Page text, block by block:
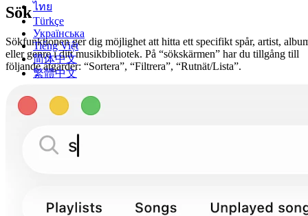
ไทย
Türkçe
Українська
Tiếng Việt
简体中文
繁體中文
Sök
Sökfunktionen ger dig möjlighet att hitta ett specifikt spår, artist,
eller genre i ditt musikbibliotek. På “sökskärmen” har du tillgång till
följande åtgärder: “Sortera”, “Filtrera”, “Rutnät/Lista”.